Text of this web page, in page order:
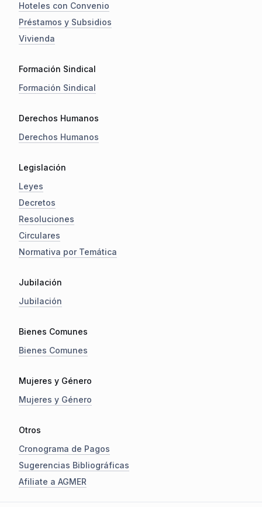
Hoteles con Convenio
Préstamos y Subsidios
Vivienda
Formación Sindical
Formación Sindical
Derechos Humanos
Derechos Humanos
Legislación
Leyes
Decretos
Resoluciones
Circulares
Normativa por Temática
Jubilación
Jubilación
Bienes Comunes
Bienes Comunes
Mujeres y Género
Mujeres y Género
Otros
Cronograma de Pagos
Sugerencias Bibliográficas
Afiliate a AGMER